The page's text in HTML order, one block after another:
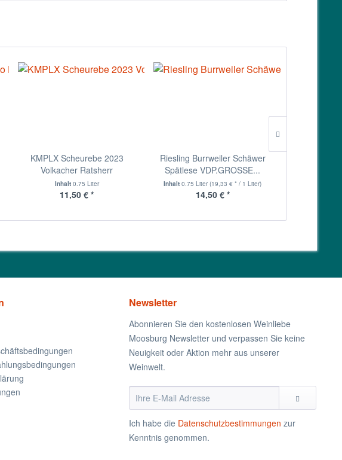
KMPLX Scheurebe 2023
Volkacher Ratsherr
Inhalt 0.75 Liter
11,50 € *
Riesling Burrweiler Schäwer
Spätlese VDP.GROSSE...
Inhalt0.75 Liter(19,33 € * / 1 Liter)
14,50 € *
Newsletter
Abonnieren Sie den kostenlosen Weinliebe
Moosburg Newsletter und verpassen Sie keine
Neuigkeit oder Aktion mehr aus unserer
Weinwelt.
Ich habe die Datenschutzbestimmungen zur
Kenntnis genommen.